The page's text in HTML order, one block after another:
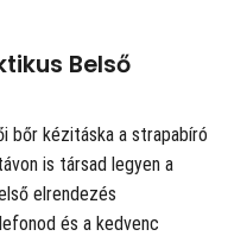
Belső
bőr kézitáska a strapabíró
is társad legyen a
elrendezés
és a kedvenc